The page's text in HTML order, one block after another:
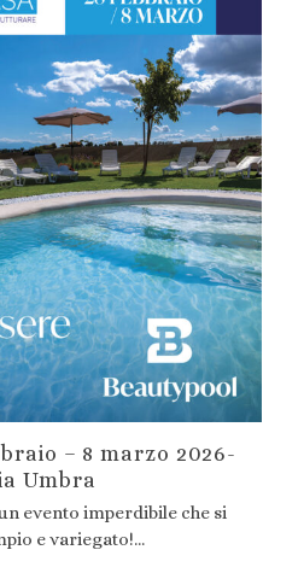
– 8 marzo 2026-
Umbra
evento imperdibile che si
e variegato!…